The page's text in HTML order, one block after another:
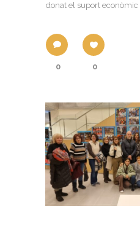
donat el suport econòmic
0 0